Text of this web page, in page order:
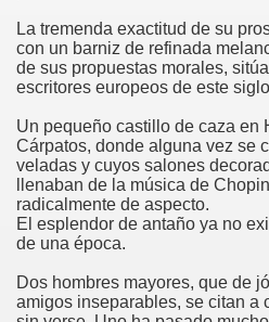
La tremenda exactitud de su
con un barniz de refinada
de sus propuestas morales,
escritores europeos de este
Un pequeño castillo de caza en
Cárpatos, donde alguna vez se
veladas y cuyos salones
llenaban de la música de
radicalmente de aspecto.
El esplendor de antaño ya no
de una época.
Dos hombres mayores, que de
amigos inseparables, se citan a